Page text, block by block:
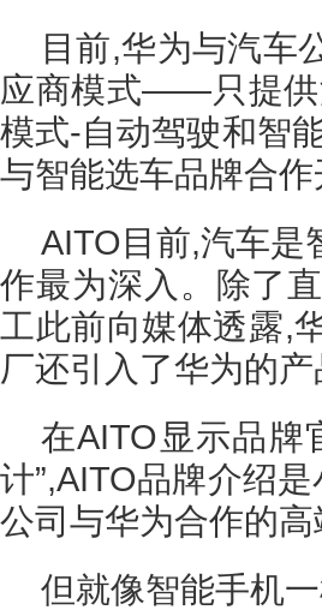
目前,华为与汽车
应商模式——只提供
模式-自动驾驶和智
与智能选车品牌合
AITO目前,汽车是
作最为深入。除了
工此前向媒体透露,
厂还引入了华为的
在AITO显示品牌
计”,AITO品牌介绍
公司与华为合作的
但就像智能手机